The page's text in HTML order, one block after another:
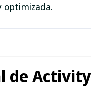
optimizada.
de